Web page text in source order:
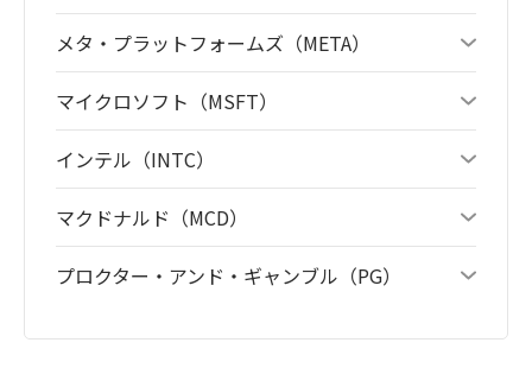
メタ・プラットフォームズ（META）
マイクロソフト（MSFT）
インテル（INTC）
マクドナルド（MCD）
プロクター・アンド・ギャンブル（PG）